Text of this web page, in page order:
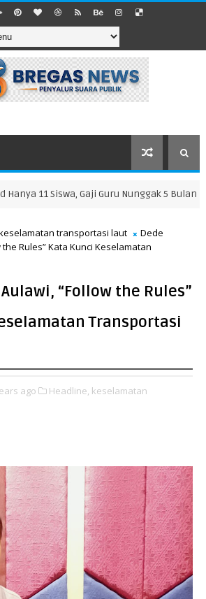
11 Siswa, Gaji Guru Nunggak 5 Bulan,
transportasi laut
Dede
Rules” Kata Kunci Keselamatan
“Follow the Rules”
Transportasi
ago Headline, keselamatan